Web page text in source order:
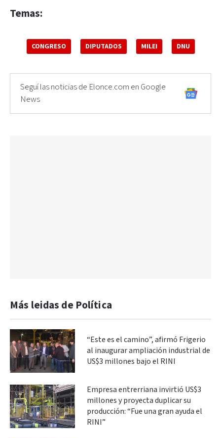
Temas:
CONGRESO DIPUTADOS MILEI DNU
Seguí las noticias de Elonce.com en Google
News
Más leidas de Política
“Este es el camino”, afirmó Frigerio
al inaugurar ampliación industrial de
US$3 millones bajo el RINI
Empresa entrerriana invirtió US$3
millones y proyecta duplicar su
producción: “Fue una gran ayuda el
RINI”